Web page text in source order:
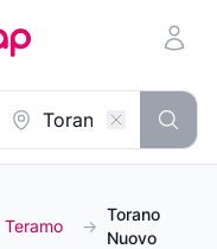
Teramo →
Torano
Nuovo